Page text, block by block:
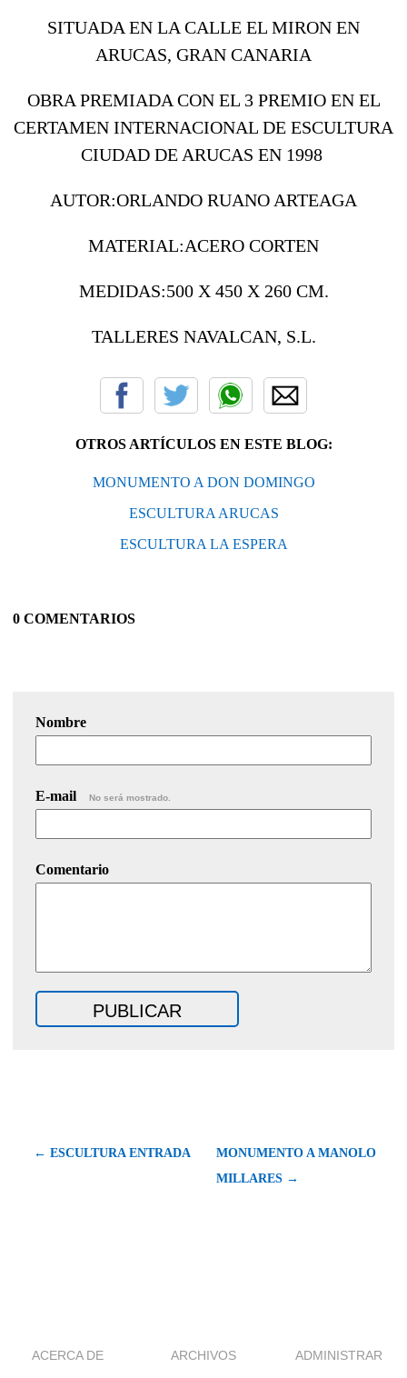
SITUADA EN LA CALLE EL MIRON EN
ARUCAS, GRAN CANARIA
OBRA PREMIADA CON EL 3 PREMIO EN EL
CERTAMEN INTERNACIONAL DE ESCULTURA
CIUDAD DE ARUCAS EN 1998
AUTOR:ORLANDO RUANO ARTEAGA
MATERIAL:ACERO CORTEN
MEDIDAS:500 X 450 X 260 CM.
TALLERES NAVALCAN, S.L.
OTROS ARTÍCULOS EN ESTE BLOG:
MONUMENTO A DON DOMINGO
ESCULTURA ARUCAS
ESCULTURA LA ESPERA
0 COMENTARIOS
Nombre
E-mail No será mostrado.
Comentario
← ESCULTURA ENTRADA
MONUMENTO A MANOLO
MILLARES →
ACERCA DE ARCHIVOS ADMINISTRAR